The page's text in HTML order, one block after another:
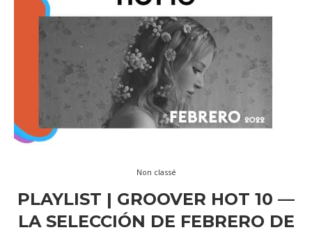
Non classé
PLAYLIST | GROOVER HOT 10 —
LA SELECCIÓN DE FEBRERO DE